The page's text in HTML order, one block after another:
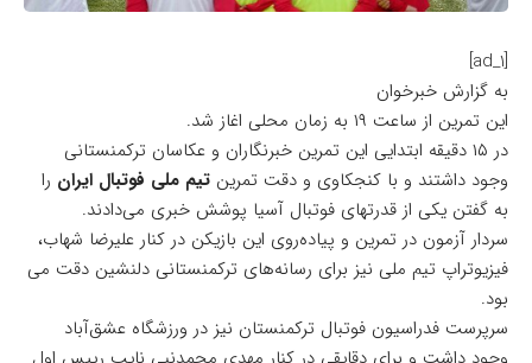
[ad_1]
به گزارش خبرخوان
این تمرین از ساعت ۱۹ به زمان محلی اغاز شد.
در ۱۵ دقیقه ابتدایی این تمرین خبرنگاران و عکاسان ترکمنستانی
وجود داشتند و با کنجکاوی و دقت تمرین تیم ملی فوتبال ایران را
به گفتن یکی از قدرتهای فوتبال آسیا پوشش خبری می‌دادند.
سردار آزمون در تمرین و پیاده‌روی این بازیکن در کنار علیرضا شهاب،
فیزیوتراپ تیم ملی نیز برای رسانه‌های ترکمنستانی دلنشین دقت می
بود.
سرپرست فدراسیون فوتبال ترکمنستان نیز در ورزشگاه عشق‌آباد